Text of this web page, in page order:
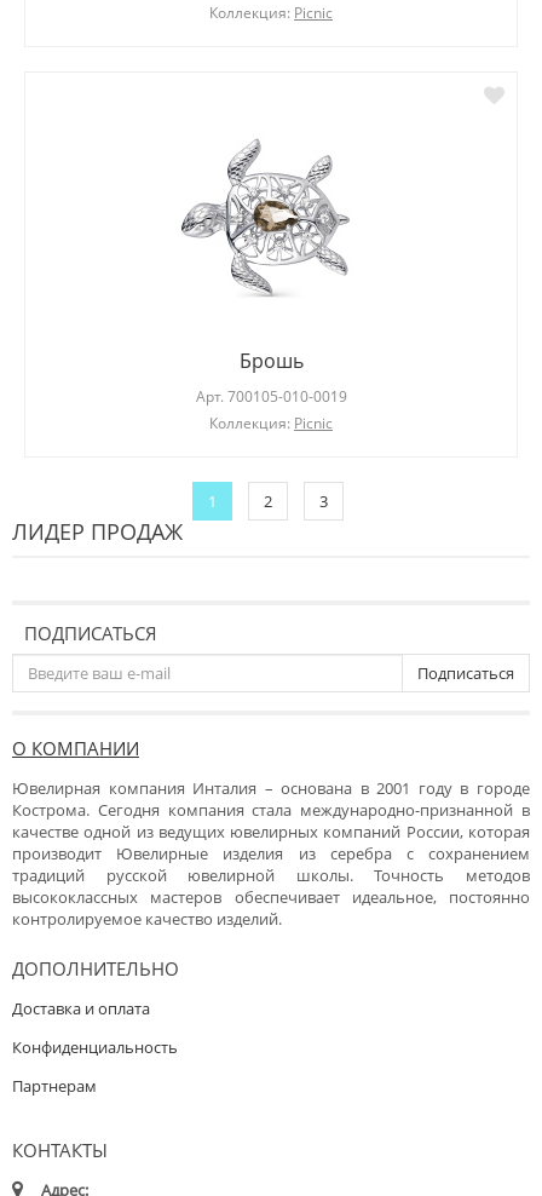
Коллекция: Picnic
Брошь
Арт. 700105-010-0019
Коллекция: Picnic
1 2 3
ЛИДЕР ПРОДАЖ
ПОДПИСАТЬСЯ
Подписаться
О КОМПАНИИ
Ювелирная компания Инталия – основана в 2001 году в городе
Кострома. Сегодня компания стала международно-признанной в
качестве одной из ведущих ювелирных компаний России, которая
производит Ювелирные изделия из серебра с сохранением
традиций русской ювелирной школы. Точность методов
высококлассных мастеров обеспечивает идеальное, постоянно
контролируемое качество изделий.
ДОПОЛНИТЕЛЬНО
Доставка и оплата
Конфиденциальность
Партнерам
КОНТАКТЫ
Адрес: